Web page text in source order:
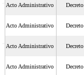
Acto Administrativo Decreto
Acto Administrativo Decreto
Acto Administrativo Decreto
Acto Administrativo Decreto